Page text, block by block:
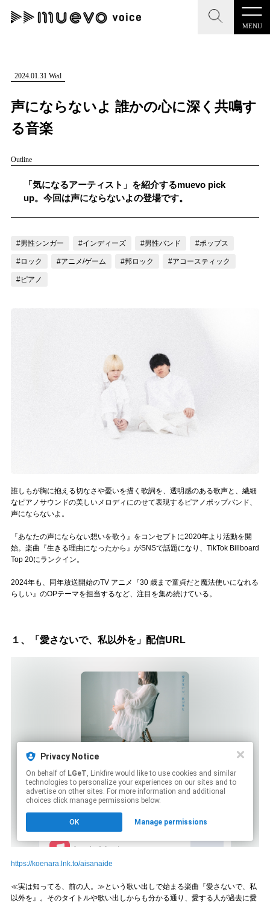
MENU
CLOSE
記事を検索する
人気ワード
#男性SSW #ポップス #女性SSW
CLOSE
"読者の声を形にする”音楽特化メディア
MENU
記事一覧
お問い合わせ
記事リクエスト
muevoクラウドファンディング
Follow us
Official SNS
2024.01.31 Wed
声にならないよ 誰かの心に深く共鳴す
る音楽
Outline
「気になるアーティスト」を紹介するmuevo pick
up。今回は声にならないよの登場です。
#男性シンガー #インディーズ #男性バンド #ポップス
#ロック #アニメ/ゲーム #邦ロック #アコースティック
#ピアノ
誰しもが胸に抱える切なさや憂いを描く歌詞を、透明感のある歌声と、繊細
なピアノサウンドの美しいメロディにのせて表現するピアノポップバンド、
声にならないよ。
『あなたの声にならない想いを歌う』をコンセプトに2020年より活動を開
始。楽曲『生きる理由になったから』がSNSで話題になり、TikTok Billboard
Top 20にランクイン。
2024年も、同年放送開始のTV アニメ『30 歳まで童貞だと魔法使いになれる
らしい』のOPテーマを担当するなど、注目を集め続けている。
１、「愛さないで、私以外を」配信URL
https://koenara.lnk.to/aisanaide
≪実は知ってる、前の人。≫という歌い出しで始まる楽曲『愛さないで、私
以外を』。そのタイトルや歌い出しからも分かる通り、愛する人が過去に愛